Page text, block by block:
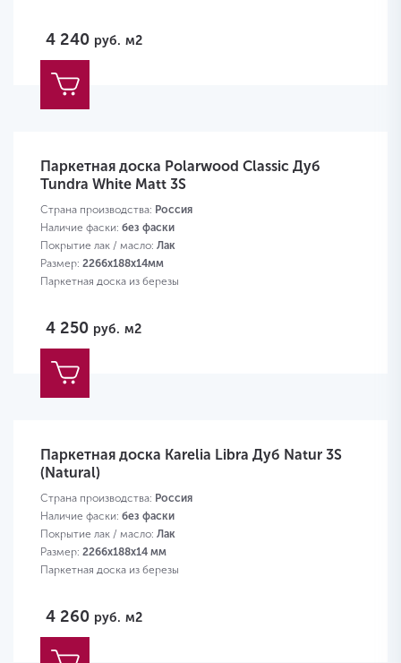
4 240 руб. м2
Паркетная доска Polarwood Classic Дуб
Tundra White Matt 3S
Страна производства: Россия
Наличие фаски: без фаски
Покрытие лак / масло: Лак
Размер: 2266х188х14мм
Паркетная доска из березы
4 250 руб. м2
Паркетная доска Karelia Libra Дуб Natur 3S
(Natural)
Страна производства: Россия
Наличие фаски: без фаски
Покрытие лак / масло: Лак
Размер: 2266х188х14 мм
Паркетная доска из березы
4 260 руб. м2